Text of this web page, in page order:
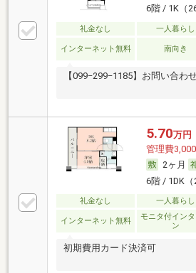
6階 / 1K（
礼金なし 一人暮らし
インターネット無料 南向き
【099−299−1185】お問い合わ
5.70万円
管理費
2ヶ月
6階 / 1DK（
礼金なし 一人暮らし
インターネット無料
モニタ付イン
ン
初期費用カード決済可